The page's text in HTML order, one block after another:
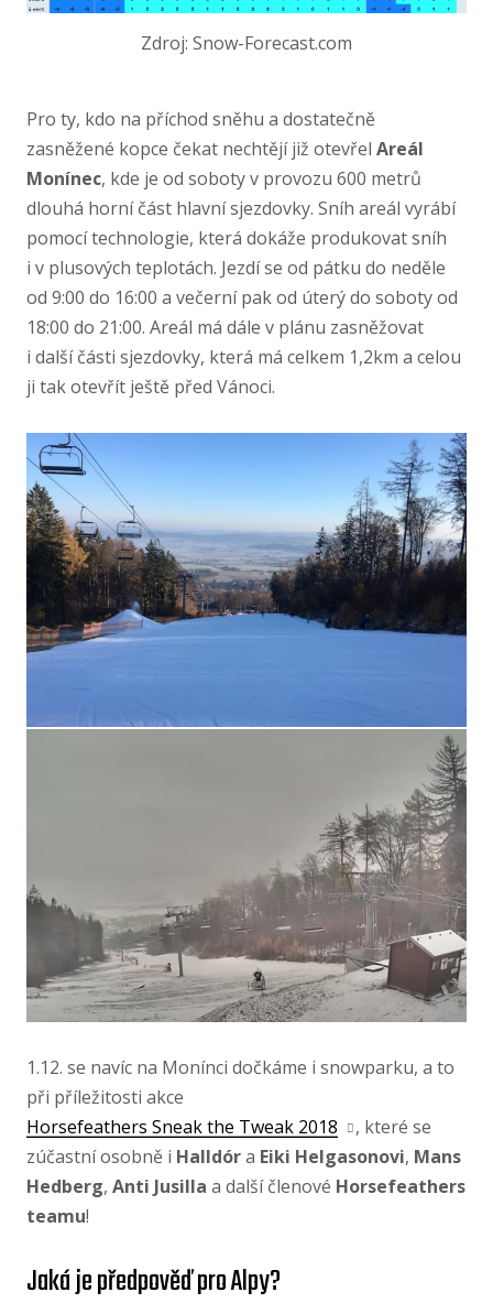
Zdroj: Snow-Forecast.com
Pro ty, kdo na příchod sněhu a dostatečně
zasněžené kopce čekat nechtějí již otevřel Areál
Monínec, kde je od soboty v provozu 600 metrů
dlouhá horní část hlavní sjezdovky. Sníh areál vyrábí
pomocí technologie, která dokáže produkovat sníh
i v plusových teplotách. Jezdí se od pátku do neděle
od 9:00 do 16:00 a večerní pak od úterý do soboty od
18:00 do 21:00. Areál má dále v plánu zasněžovat
i další části sjezdovky, která má celkem 1,2km a celou
ji tak otevřít ještě před Vánoci.
1.12. se navíc na Monínci dočkáme i snowparku, a to
při příležitosti akce
Horsefeathers Sneak the Tweak 2018
, které se
zúčastní osobně i Halldóra Eiki Helgasonovi, Mans
Hedberg, Anti Jusilla a další členové Horsefeathers
teamu!
Jaká je předpověď pro Alpy?